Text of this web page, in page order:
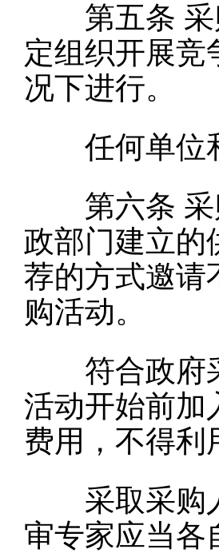
第五条
定组织开展竞
况下进行。
任何单位和
第六条
政部门建立的
荐的方式邀请
购活动。
符合政府采
活动开始前加
费用，不得利
采取采购人
审专家应当各